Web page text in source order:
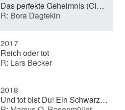
y
V
i
Das perfekte Geheimnis (Cinema film)
R: Bora Dagtekin
2017
Reich oder tot
R: Lars Becker
2018
Und tot bist Du! Ein Schwarzwaldkrimi (Multi-part)